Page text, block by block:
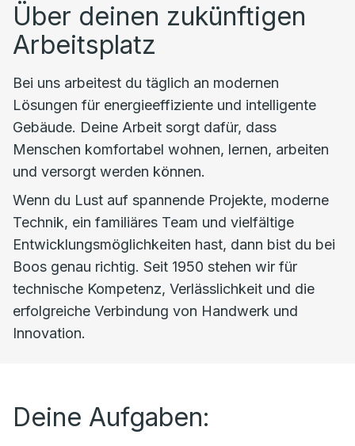
Über deinen zukünftigen
Arbeitsplatz
Bei uns arbeitest du täglich an modernen
Lösungen für energieeffiziente und intelligente
Gebäude. Deine Arbeit sorgt dafür, dass
Menschen komfortabel wohnen, lernen, arbeiten
und versorgt werden können.
Wenn du Lust auf spannende Projekte, moderne
Technik, ein familiäres Team und vielfältige
Entwicklungsmöglichkeiten hast, dann bist du bei
Boos genau richtig. Seit 1950 stehen wir für
technische Kompetenz, Verlässlichkeit und die
erfolgreiche Verbindung von Handwerk und
Innovation.
Deine Aufgaben: